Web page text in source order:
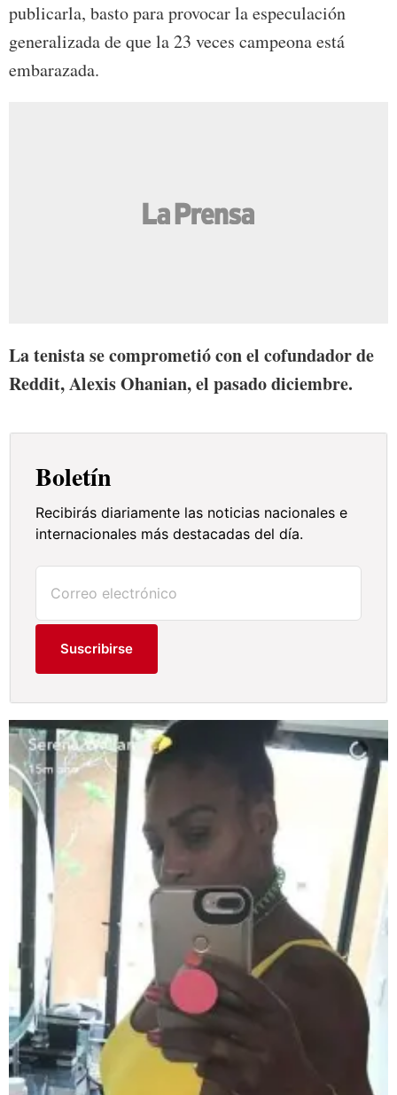
publicarla, basto para provocar la especulación
generalizada de que la 23 veces campeona está
embarazada.
La tenista se comprometió con el cofundador de
Reddit, Alexis Ohanian, el pasado diciembre.
Boletín
Recibirás diariamente las noticias nacionales e
internacionales más destacadas del día.
Suscribirse